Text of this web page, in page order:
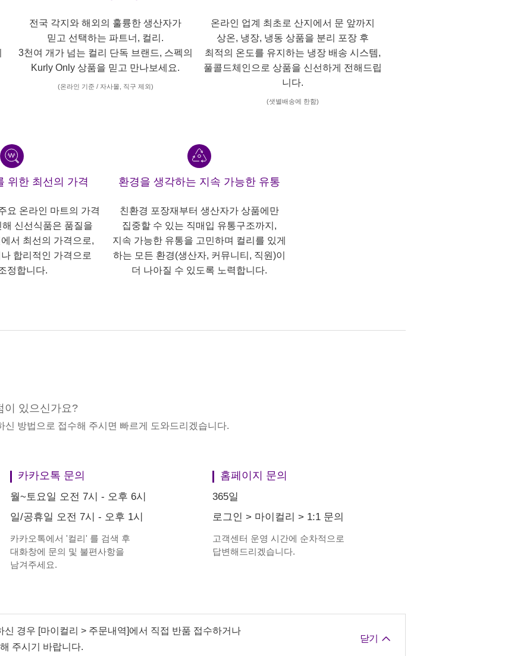
전국 각지와 해외의 훌륭한 생산자가
믿고 선택하는 파트너, 컬리.
3천여 개가 넘는 컬리 단독 브랜드, 스펙의
Kurly Only 상품을 믿고 만나보세요.
(온라인 기준 / 자사몰, 직구 제외)
온라인 업계 최초로 산지에서 문 앞까지
상온, 냉장, 냉동 상품을 분리 포장 후
최적의 온도를 유지하는 냉장 배송 시스템,
풀콜드체인으로 상품을 신선하게 전해드립
니다.
(샛별배송에 한함)
위한 최선의 가격
요 온라인 마트의 가격
신선식품은 품질을
서 최선의 가격으로,
합리적인 가격으로
정합니다.
환경을 생각하는 지속 가능한 유통
친환경 포장재부터 생산자가 상품에만
집중할 수 있는 직매입 유통구조까지,
지속 가능한 유통을 고민하며 컬리를 있게
하는 모든 환경(생산자, 커뮤니티, 직원)이
더 나아질 수 있도록 노력합니다.
이 있으신가요?
방법으로 접수해 주시면 빠르게 도와드리겠습니다.
카카오톡 문의
월~토요일 오전 7시 - 오후 6시
일/공휴일 오전 7시 - 오후 1시
카카오톡에서 '컬리' 를 검색 후
대화창에 문의 및 불편사항을
남겨주세요.
홈페이지 문의
365일
로그인 > 마이컬리 > 1:1 문의
고객센터 운영 시간에 순차적으로
답변해드리겠습니다.
신 경우 [마이컬리 > 주문내역]에서 직접 반품 접수하거나
주시기 바랍니다.
닫기